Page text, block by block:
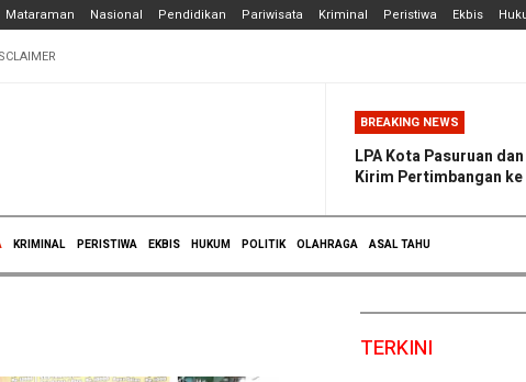
Mataraman Nasional Pendidikan Pariwisata Kriminal Peristiwa Ekbis
BREAKING NEWS
LPA Kota Pasuruan dan
Kirim Pertimbangan ke
KRIMINAL PERISTIWA EKBIS HUKUM POLITIK OLAHRAGA ASAL TAHU
TERKINI